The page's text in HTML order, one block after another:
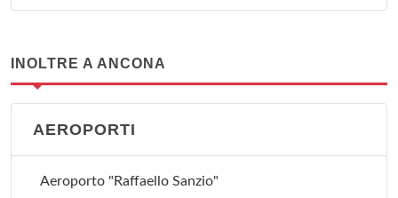
INOLTRE A ANCONA
AEROPORTI
Aeroporto "Raffaello Sanzio"